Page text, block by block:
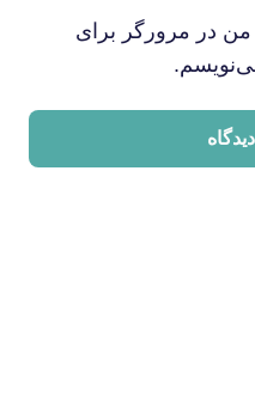
من در مرورگر برای